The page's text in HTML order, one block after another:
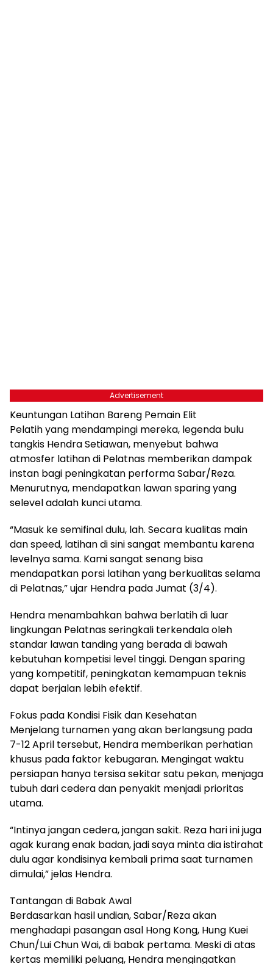
Advertisement
Keuntungan Latihan Bareng Pemain Elit
Pelatih yang mendampingi mereka, legenda bulu
tangkis Hendra Setiawan, menyebut bahwa
atmosfer latihan di Pelatnas memberikan dampak
instan bagi peningkatan performa Sabar/Reza.
Menurutnya, mendapatkan lawan sparing yang
selevel adalah kunci utama.
“Masuk ke semifinal dulu, lah. Secara kualitas main
dan speed, latihan di sini sangat membantu karena
levelnya sama. Kami sangat senang bisa
mendapatkan porsi latihan yang berkualitas selama
di Pelatnas,” ujar Hendra pada Jumat (3/4).
Hendra menambahkan bahwa berlatih di luar
lingkungan Pelatnas seringkali terkendala oleh
standar lawan tanding yang berada di bawah
kebutuhan kompetisi level tinggi. Dengan sparing
yang kompetitif, peningkatan kemampuan teknis
dapat berjalan lebih efektif.
Fokus pada Kondisi Fisik dan Kesehatan
Menjelang turnamen yang akan berlangsung pada
7-12 April tersebut, Hendra memberikan perhatian
khusus pada faktor kebugaran. Mengingat waktu
persiapan hanya tersisa sekitar satu pekan, menjaga
tubuh dari cedera dan penyakit menjadi prioritas
utama.
“Intinya jangan cedera, jangan sakit. Reza hari ini juga
agak kurang enak badan, jadi saya minta dia istirahat
dulu agar kondisinya kembali prima saat turnamen
dimulai,” jelas Hendra.
Tantangan di Babak Awal
Berdasarkan hasil undian, Sabar/Reza akan
menghadapi pasangan asal Hong Kong, Hung Kuei
Chun/Lui Chun Wai, di babak pertama. Meski di atas
kertas memiliki peluang, Hendra mengingatkan